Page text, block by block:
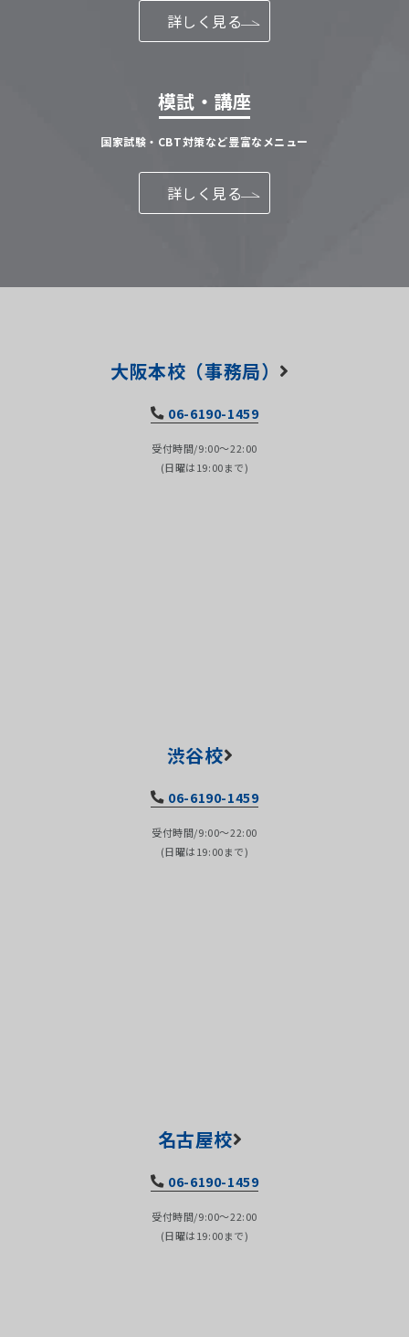
詳しく見る
模試・講座
国家試験・CBT対策など豊富なメニュー
詳しく見る
大阪本校（事務局）
06-6190-1459
受付時間/9:00～22:00
(日曜は19:00まで)
渋谷校
06-6190-1459
受付時間/9:00～22:00
(日曜は19:00まで)
名古屋校
06-6190-1459
受付時間/9:00～22:00
(日曜は19:00まで)